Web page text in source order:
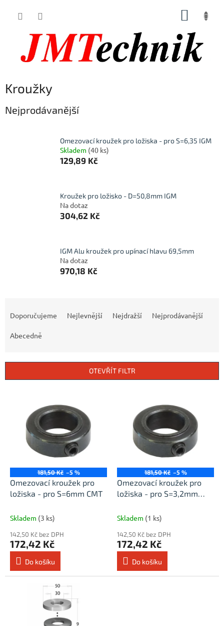
Kroužky
Nejprodávanější
Omezovací kroužek pro ložiska - pro S=6,35 IGM
Skladem (40 ks)
129,89 Kč
Kroužek pro ložisko - D=50,8mm IGM
Na dotaz
304,62 Kč
IGM Alu kroužek pro upínací hlavu 69,5mm
Na dotaz
970,18 Kč
r
Doporučujeme Nejlevnější Nejdražší Nejprodávanější
Abecedně
OTEVŘÍT FILTR
181,50 Kč –5 %
Omezovací kroužek pro
ložiska - pro S=6mm CMT
Skladem (3 ks)
142,50 Kč bez DPH
172,42 Kč
Do košíku
181,50 Kč –5 %
Omezovací kroužek pro
ložiska - pro S=3,2mm
Skladem (1 ks)
142,50 Kč bez DPH
172,42 Kč
Do košíku